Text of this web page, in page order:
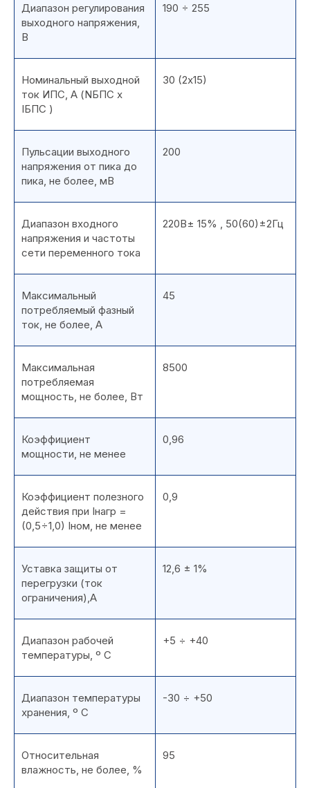
Диапазон регулирования
выходного напряжения,
В
190 ÷ 255
Номинальный выходной
ток ИПС, А (NБПС х
IБПС )
30 (2х15)
Пульсации выходного
напряжения от пика до
пика, не более, мВ
200
Диапазон входного
напряжения и частоты
сети переменного тока
220В± 15% , 50(60)±2Гц
Максимальный
потребляемый фазный
ток, не более, А
45
Максимальная
потребляемая
мощность, не более, Вт
8500
Коэффициент
мощности, не менее
0,96
Коэффициент полезного
действия при Iнагр =
(0,5÷1,0) Iном, не менее
0,9
Уставка защиты от
перегрузки (ток
ограничения),А
12,6 ± 1%
Диапазон рабочей
температуры, º С
+5 ÷ +40
Диапазон температуры
хранения, º С
-30 ÷ +50
Относительная
влажность, не более, %
95